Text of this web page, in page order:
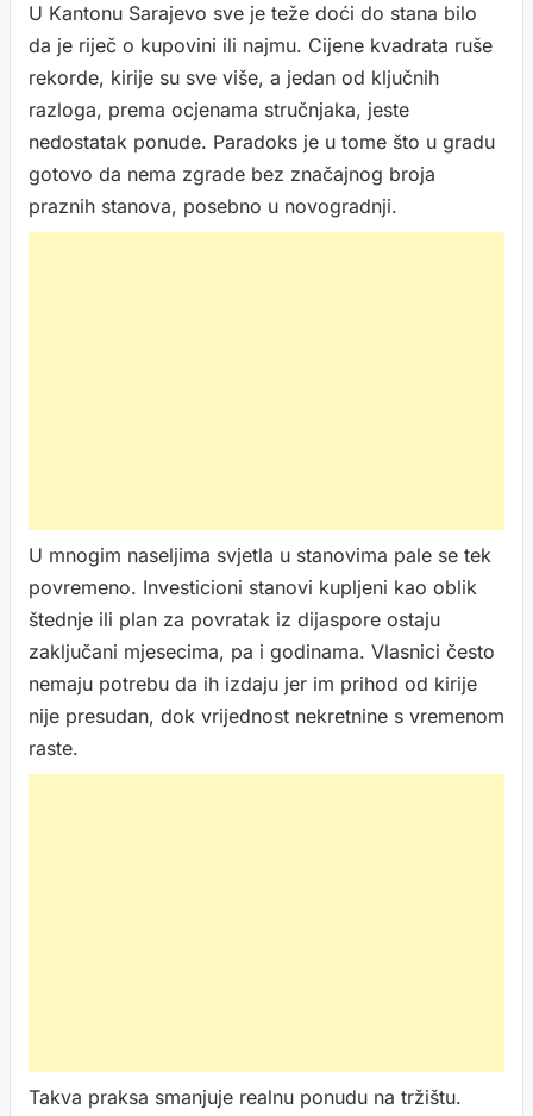
U Kantonu Sarajevo sve je teže doći do stana bilo
da je riječ o kupovini ili najmu. Cijene kvadrata ruše
rekorde, kirije su sve više, a jedan od ključnih
razloga, prema ocjenama stručnjaka, jeste
nedostatak ponude. Paradoks je u tome što u gradu
gotovo da nema zgrade bez značajnog broja
praznih stanova, posebno u novogradnji.
U mnogim naseljima svjetla u stanovima pale se tek
povremeno. Investicioni stanovi kupljeni kao oblik
štednje ili plan za povratak iz dijaspore ostaju
zaključani mjesecima, pa i godinama. Vlasnici često
nemaju potrebu da ih izdaju jer im prihod od kirije
nije presudan, dok vrijednost nekretnine s vremenom
raste.
Takva praksa smanjuje realnu ponudu na tržištu.